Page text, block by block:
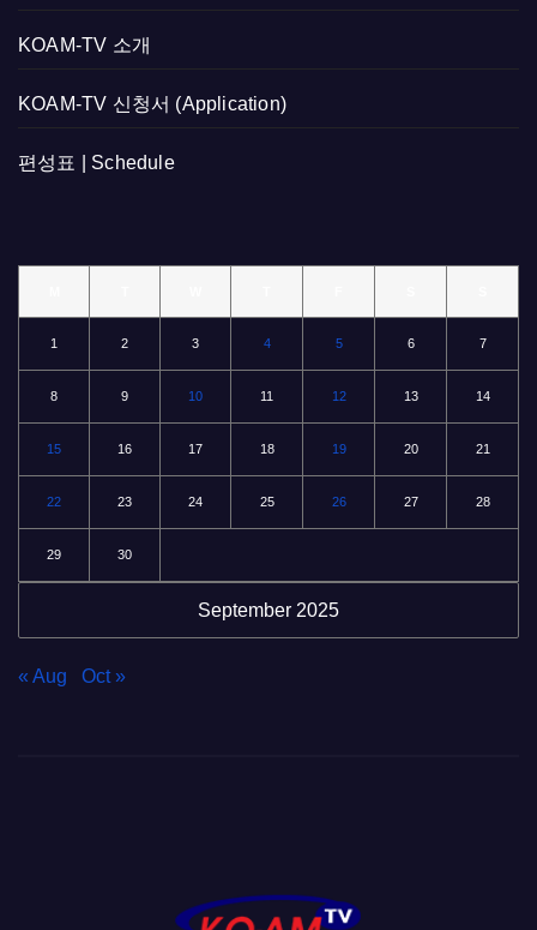
KOAM-TV 소개
KOAM-TV 신청서 (Application)
편성표 | Schedule
September 2025
1 2 3 4 5 6 7
8 9 10 11 12 13 14
15 16 17 18 19 20 21
22 23 24 25 26 27 28
29 30
« Aug Oct »